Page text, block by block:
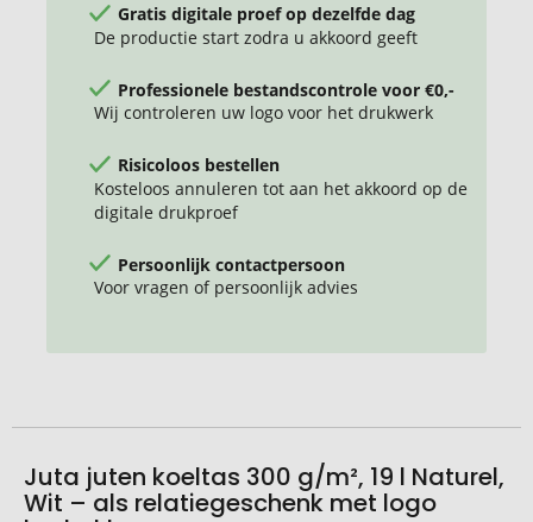
Gratis digitale proef op dezelfde dag
De productie start zodra u akkoord geeft
Professionele bestandscontrole voor €0,-
Wij controleren uw logo voor het drukwerk
Risicoloos bestellen
Kosteloos annuleren tot aan het akkoord op de
digitale drukproef
Persoonlijk contactpersoon
Voor vragen of persoonlijk advies
Juta juten koeltas 300 g/m², 19 l Naturel,
Wit – als relatiegeschenk met logo